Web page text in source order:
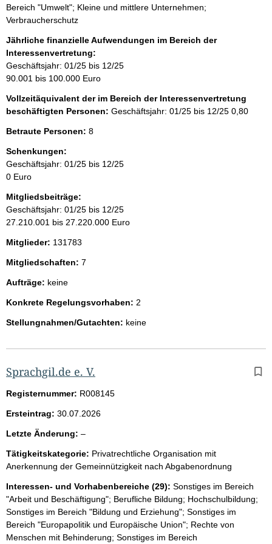
Bereich "Umwelt"; Kleine und mittlere Unternehmen;
Verbraucherschutz
Jährliche finanzielle Aufwendungen im Bereich der
Interessenvertretung:
Geschäftsjahr: 01/25 bis 12/25
90.001 bis 100.000 Euro
Vollzeitäquivalent der im Bereich der Interessenvertretung
beschäftigten Personen: Geschäftsjahr: 01/25 bis 12/25 0,80
Betraute Personen: 8
Schenkungen:
Geschäftsjahr: 01/25 bis 12/25
0 Euro
Mitgliedsbeiträge:
Geschäftsjahr: 01/25 bis 12/25
27.210.001 bis 27.220.000 Euro
Mitglieder: 131783
Mitgliedschaften: 7
Aufträge: keine
Konkrete Regelungsvorhaben: 2
Stellungnahmen/Gutachten: keine
Sprachgil.de e. V.
Registernummer: R008145
Ersteintrag: 30.07.2026
Letzte Änderung: –l
e
r
Tätigkeitskategorie: Privatrechtliche Organisation mit
Anerkennung der Gemeinnützigkeit nach Abgabenordnung
Interessen- und Vorhabenbereiche (29): Sonstiges im Bereich
"Arbeit und Beschäftigung"; Berufliche Bildung; Hochschulbildung;
Sonstiges im Bereich "Bildung und Erziehung"; Sonstiges im
Bereich "Europapolitik und Europäische Union"; Rechte von
Menschen mit Behinderung; Sonstiges im Bereich